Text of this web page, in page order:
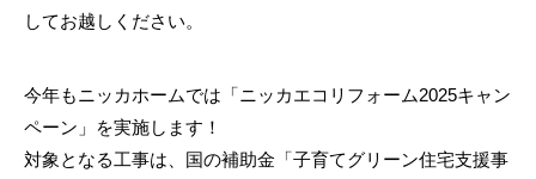
してお越しください。
今年もニッカホームでは「ニッカエコリフォーム2025キャン
ペーン」を実施します！
対象となる工事は、国の補助金「子育てグリーン住宅支援事